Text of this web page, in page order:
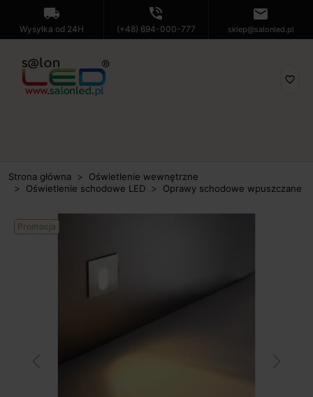
local_shipping
Wysyłka od 24H
phone_in_talk
(+48) 694-000-777
mail
sklep@salonled.pl
favorite_border
Strona główna
Oświetlenie wewnętrzne
Oświetlenie schodowe LED
Oprawy schodowe wpuszczane
Promocja